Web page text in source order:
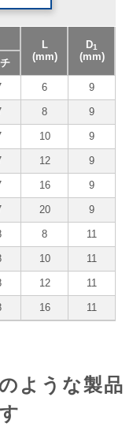
L
(mm)
D1
(mm)
6 9
8 9
10 9
12 9
16 9
20 9
8 11
10 11
12 11
16 11
ような製品